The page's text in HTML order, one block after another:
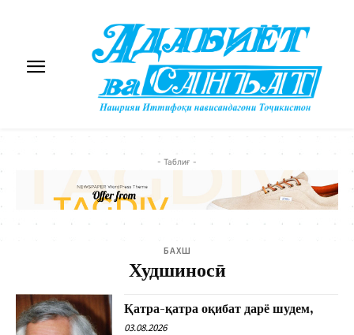
- Таблиғ -
БАХШ
Худшиносӣ
Қатра-қатра оқибат дарё шудем,
03.08.2026